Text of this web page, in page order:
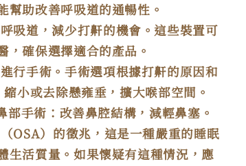
助改善呼吸道的通暢性。
吸道，減少打鼾的機會。這些裝置可
確保選擇適合的產品。
行手術。手術選項根據打鼾的原因和
小或去除懸雍垂，擴大喉部空間。
部手術：改善鼻腔結構，減輕鼻塞。
OSA）的徵兆，這是一種嚴重的睡眠
生活質量。如果懷疑有這種情況，應